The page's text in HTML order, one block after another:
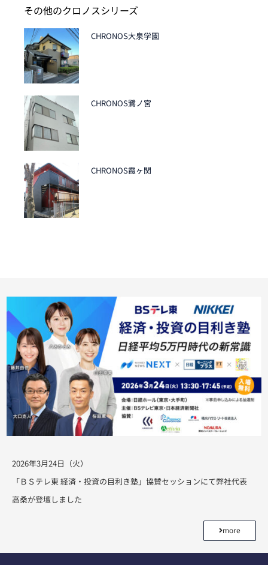
その他のクロノスシリーズ
CHRONOS大泉学園
CHRONOS鷺ノ宮
CHRONOS霞ヶ関
2026年3月24日（火）
「ＢＳテレ東 経済・投資の目利き塾」協賛セッションにて弊社代表
高桑が登壇しました
more